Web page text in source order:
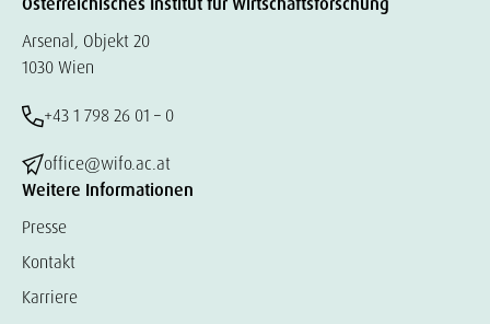
Arsenal, Objekt 20
1030 Wien
+43 1 798 26 01 – 0
office@wifo.ac.at
Weitere Informationen
Presse
Kontakt
Karriere